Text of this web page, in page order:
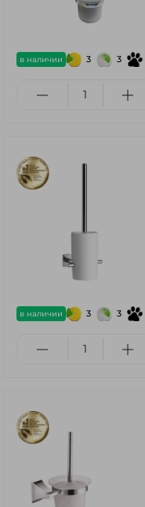
в наличии 3 3
в наличии 3 3